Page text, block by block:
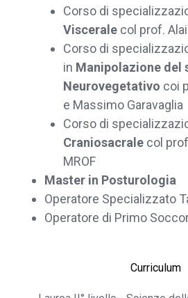
Corso di
Viscerale col prof.
Corso di
in Manipolazione del
Neurovegetativo coi
e Massimo Garavaglia
Corso di
Craniosacrale col
MROF
Master in Posturologia
Operatore Specializzato
Operatore di Primo
Curriculum